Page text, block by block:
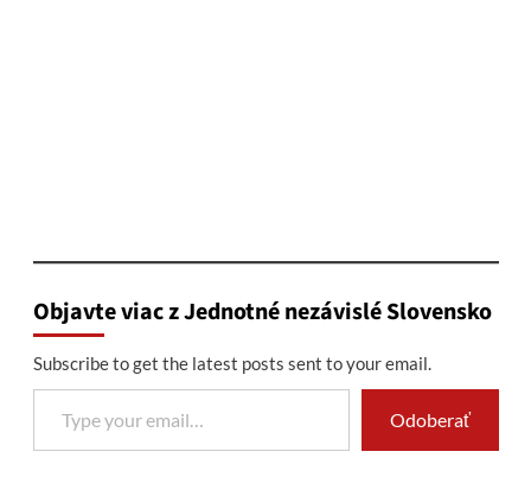
Objavte viac z Jednotné nezávislé Slovensko
Subscribe to get the latest posts sent to your email.
Type your email…
Odoberať